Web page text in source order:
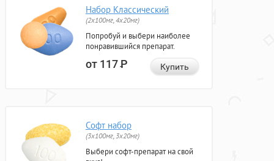
Набор Классический
(2x100мг, 4x20мг)
Попробуй и выбери наиболее
понравившийся препарат.
от 117Р Купить
Софт набор
(3x100мг, 3x20мг)
Выбери софт-препарат на свой